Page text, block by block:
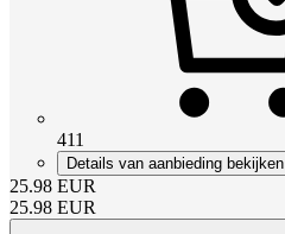
411
Details van aanbieding bekijken
25.98 EUR
25.98 EUR